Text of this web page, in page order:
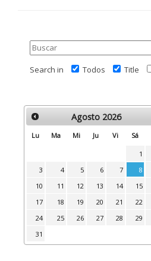
Search in
Todos Title
Agosto 2026
Lu Ma Mi Ju Vi Sá
1
3
4 5 6 7 8
10
11 12 13 14 15
17
18 19 20 21 22
24
25 26 27 28 29
31